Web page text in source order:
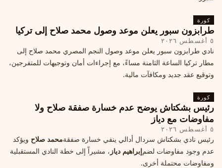
كورة
طرابزون سبور يعلن موعد وصول محمد صلاح إلى تركيا
٥ أغسطس ٢٠٢٦
نادي طرابزون سبور يعلن موعد وصول النجم المصري محمد صلاح إلى
مطار تركيا الساعة الثامنة مساءً، مع إجراءات أمان وتوجيهات للمتفرجين،
وتوقيع عقد جديد ومكافآت مالية.
كورة
رئيس بشكتاش يوضح عدم خسارة صفقة صلاح ولا
مفاوضات مع دياز
٥ أغسطس ٢٠٢٦
رئيس نادي بشكتاش سردال أدالي ينفي خسارة صفقةمحمد صلاح ويؤكد
عدم وجود مفاوضات لضمإبراهيم دياز ، مشيراً إلى خطة النادي المستقبلية
ومفاوضات محتملة أخرى.